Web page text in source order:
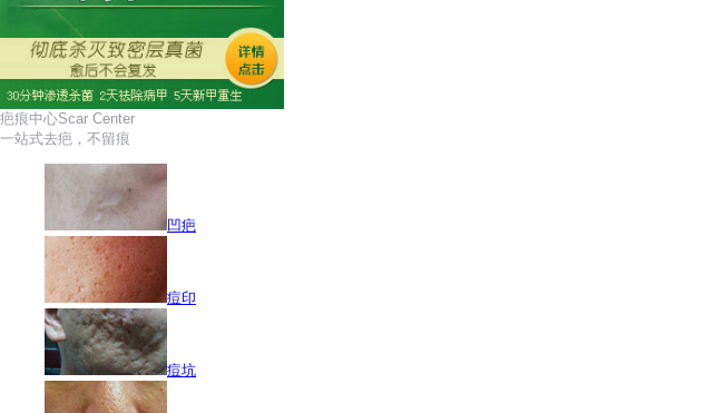
疤痕中心Scar Center
一站式去疤，不留痕
凹疤
痘印
痘坑